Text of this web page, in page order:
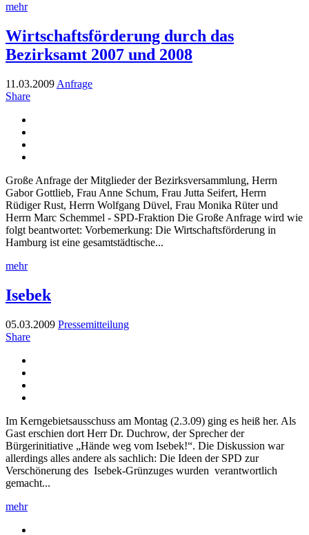
mehr
Wirtschaftsförderung durch das
Bezirksamt 2007 und 2008
11.03.2009 Anfrage
Share
Große Anfrage der Mitglieder der Bezirksversammlung, Herrn
Gabor Gottlieb, Frau Anne Schum, Frau Jutta Seifert, Herrn
Rüdiger Rust, Herrn Wolfgang Düvel, Frau Monika Rüter und
Herrn Marc Schemmel - SPD-Fraktion Die Große Anfrage wird wie
folgt beantwortet: Vorbemerkung: Die Wirtschaftsförderung in
Hamburg ist eine gesamtstädtische...
mehr
Isebek
05.03.2009 Pressemitteilung
Share
Im Kerngebietsausschuss am Montag (2.3.09) ging es heiß her. Als
Gast erschien dort Herr Dr. Duchrow, der Sprecher der
Bürgerinitiative „Hände weg vom Isebek!“. Die Diskussion war
allerdings alles andere als sachlich: Die Ideen der SPD zur
Verschönerung des Isebek-Grünzuges wurden verantwortlich
gemacht...
mehr